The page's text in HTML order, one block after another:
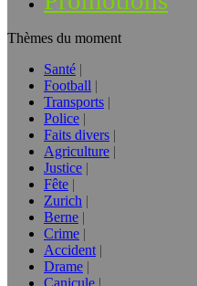
Thèmes du moment
Santé
Football
Transports
Police
Faits divers
Agriculture
Justice
Fête
Zurich
Berne
Crime
Accident
Drame
Canicule